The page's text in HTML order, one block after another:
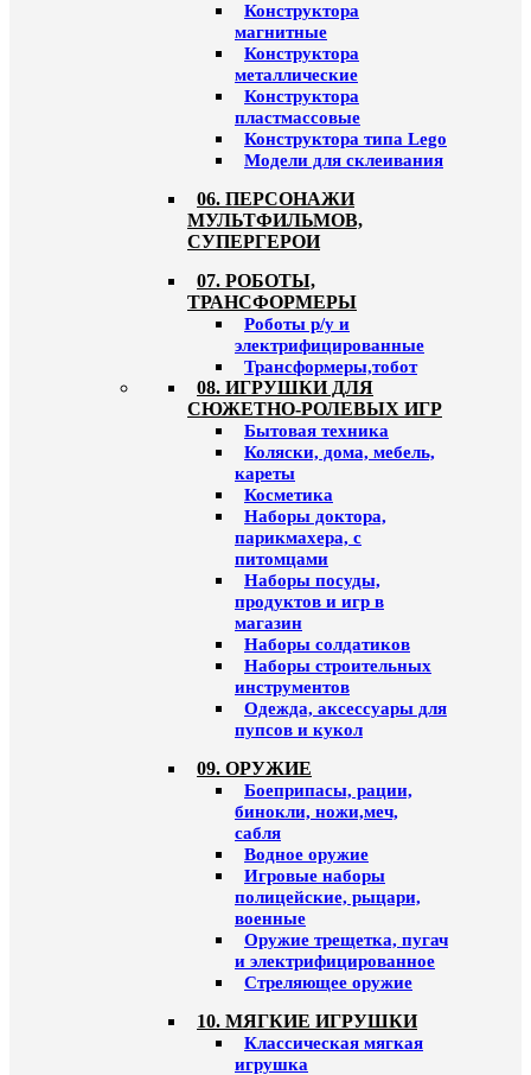
Конструктора
магнитные
Конструктора
металлические
Конструктора
пластмассовые
Конструктора типа Lego
Модели для склеивания
06. ПЕРСОНАЖИ
МУЛЬТФИЛЬМОВ,
СУПЕРГЕРОИ
07. РОБОТЫ,
ТРАНСФОРМЕРЫ
Роботы р/у и
электрифицированные
Трансформеры,тобот
08. ИГРУШКИ ДЛЯ
СЮЖЕТНО-РОЛЕВЫХ ИГР
Бытовая техника
Коляски, дома, мебель,
кареты
Косметика
Наборы доктора,
парикмахера, с
питомцами
Наборы посуды,
продуктов и игр в
магазин
Наборы солдатиков
Наборы строительных
инструментов
Одежда, аксессуары для
пупсов и кукол
09. ОРУЖИЕ
Боеприпасы, рации,
бинокли, ножи,меч,
сабля
Водное оружие
Игровые наборы
полицейские, рыцари,
военные
Оружие трещетка, пугач
и электрифицированное
Стреляющее оружие
10. МЯГКИЕ ИГРУШКИ
Классическая мягкая
игрушка